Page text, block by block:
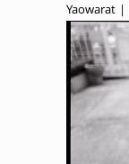
Yaowarat